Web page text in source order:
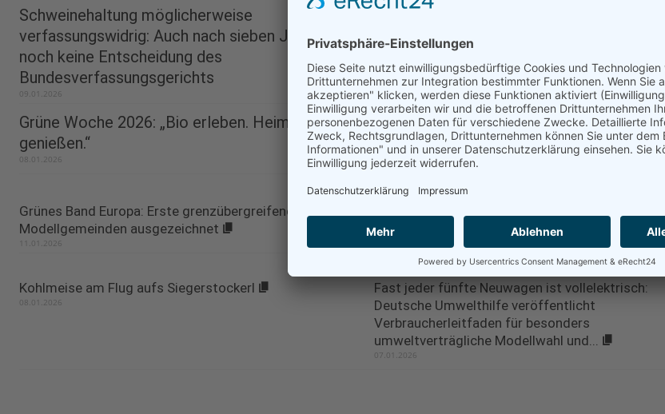
Schweinehaltung möglicherweise
verfassungswidrig: Auch nach sieben Jahren
noch keine Entscheidung des
Bundesverfassungsgerichts
09.01.2026
In Erinnerung an den legendären Big Tusker
Craig
09.01.2026
Grüne Woche 2026: „Bio erleben. Heimat
genießen.“
08.01.2026
Statement on Trump’s Withdrawal from
International Climate Agreements
08.01.2026
Grünes Band Europa: Erste grenzübergreifende
Modellgemeinden ausgezeichnet
11.01.2026
Feinkostladen – der wahre Preis billiger
Landwirtschaft“
Kohlmeise am Flug aufs Siegerstockerl
08.01.2026
Fast jeder fünfte Neuwagen ist vollelektrisch:
Deutsche Umwelthilfe veröffentlicht
Verbraucherleitfaden für besonders
umweltverträgliche Modellwahl und...
07.01.2026